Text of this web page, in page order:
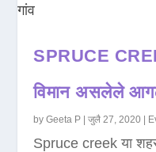
SPRUCE
विमान असलेले
byGeeta P |जुलै 27, 2020
Spruce creek या